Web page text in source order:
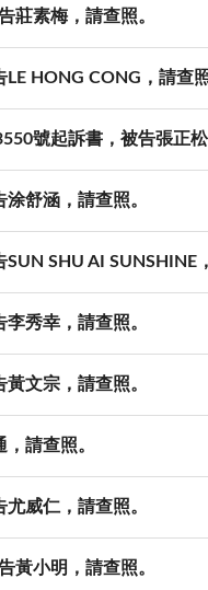
莊素梅，請查照。
HONG CONG，請查照
號起訴書，被告張正松
舒涵，請查照。
SHU AI SUNSHINE
秀幸，請查照。
文宗，請查照。
請查照。
威仁，請查照。
黃小明，請查照。